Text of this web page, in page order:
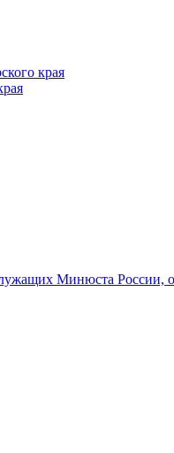
края
Минюста России,